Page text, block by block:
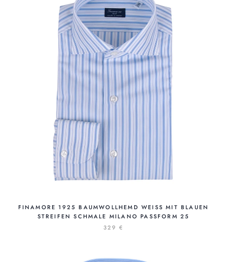
FINAMORE 1925 BAUMWOLLHEMD WEISS MIT BLAUEN S
TREIFEN SCHMALE MILANO PASSFORM 25
329 €